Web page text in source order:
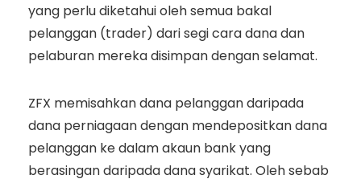
yang perlu diketahui oleh semua bakal
pelanggan (trader) dari segi cara dana dan
pelaburan mereka disimpan dengan selamat.
ZFX memisahkan dana pelanggan daripada
dana perniagaan dengan mendepositkan dana
pelanggan ke dalam akaun bank yang
berasingan daripada dana syarikat. Oleh sebab